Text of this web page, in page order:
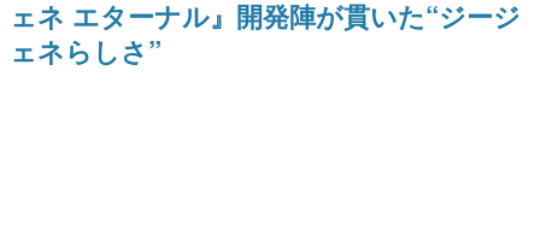
の形をした短編ホラー小説集です。
新世代に訊く
ェネ エターナル』開発陣が貫いた“ジージ
ェネらしさ”